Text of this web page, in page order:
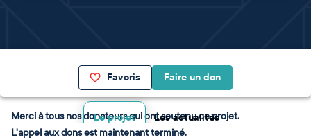
Favoris Faire un don
Le projet Les actualités
Merci à tous nos donateurs qui ont soutenu ce projet.
L'appel aux dons est maintenant terminé.